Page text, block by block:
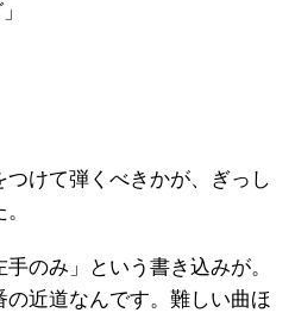
けて弾くべきかが、ぎっし
のみ」という書き込みが。
近道なんです。難しい曲ほ